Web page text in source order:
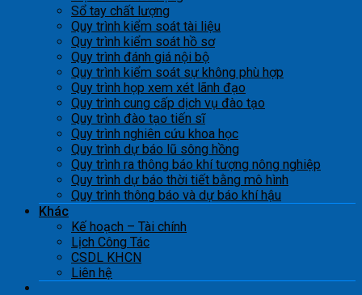
Sổ tay chất lượng
Quy trình kiểm soát tài liệu
Quy trình kiểm soát hồ sơ
Quy trình đánh giá nội bộ
Quy trình kiểm soát sự không phù hợp
Quy trình họp xem xét lãnh đạo
Quy trình cung cấp dịch vụ đào tạo
Quy trình đào tạo tiến sĩ
Quy trình nghiên cứu khoa học
Quy trình dự báo lũ sông hồng
Quy trình ra thông báo khí tượng nông nghiệp
Quy trình dự báo thời tiết bằng mô hình
Quy trình thông báo và dự báo khí hậu
Khác
Kế hoạch – Tài chính
Lịch Công Tác
CSDL KHCN
Liên hệ